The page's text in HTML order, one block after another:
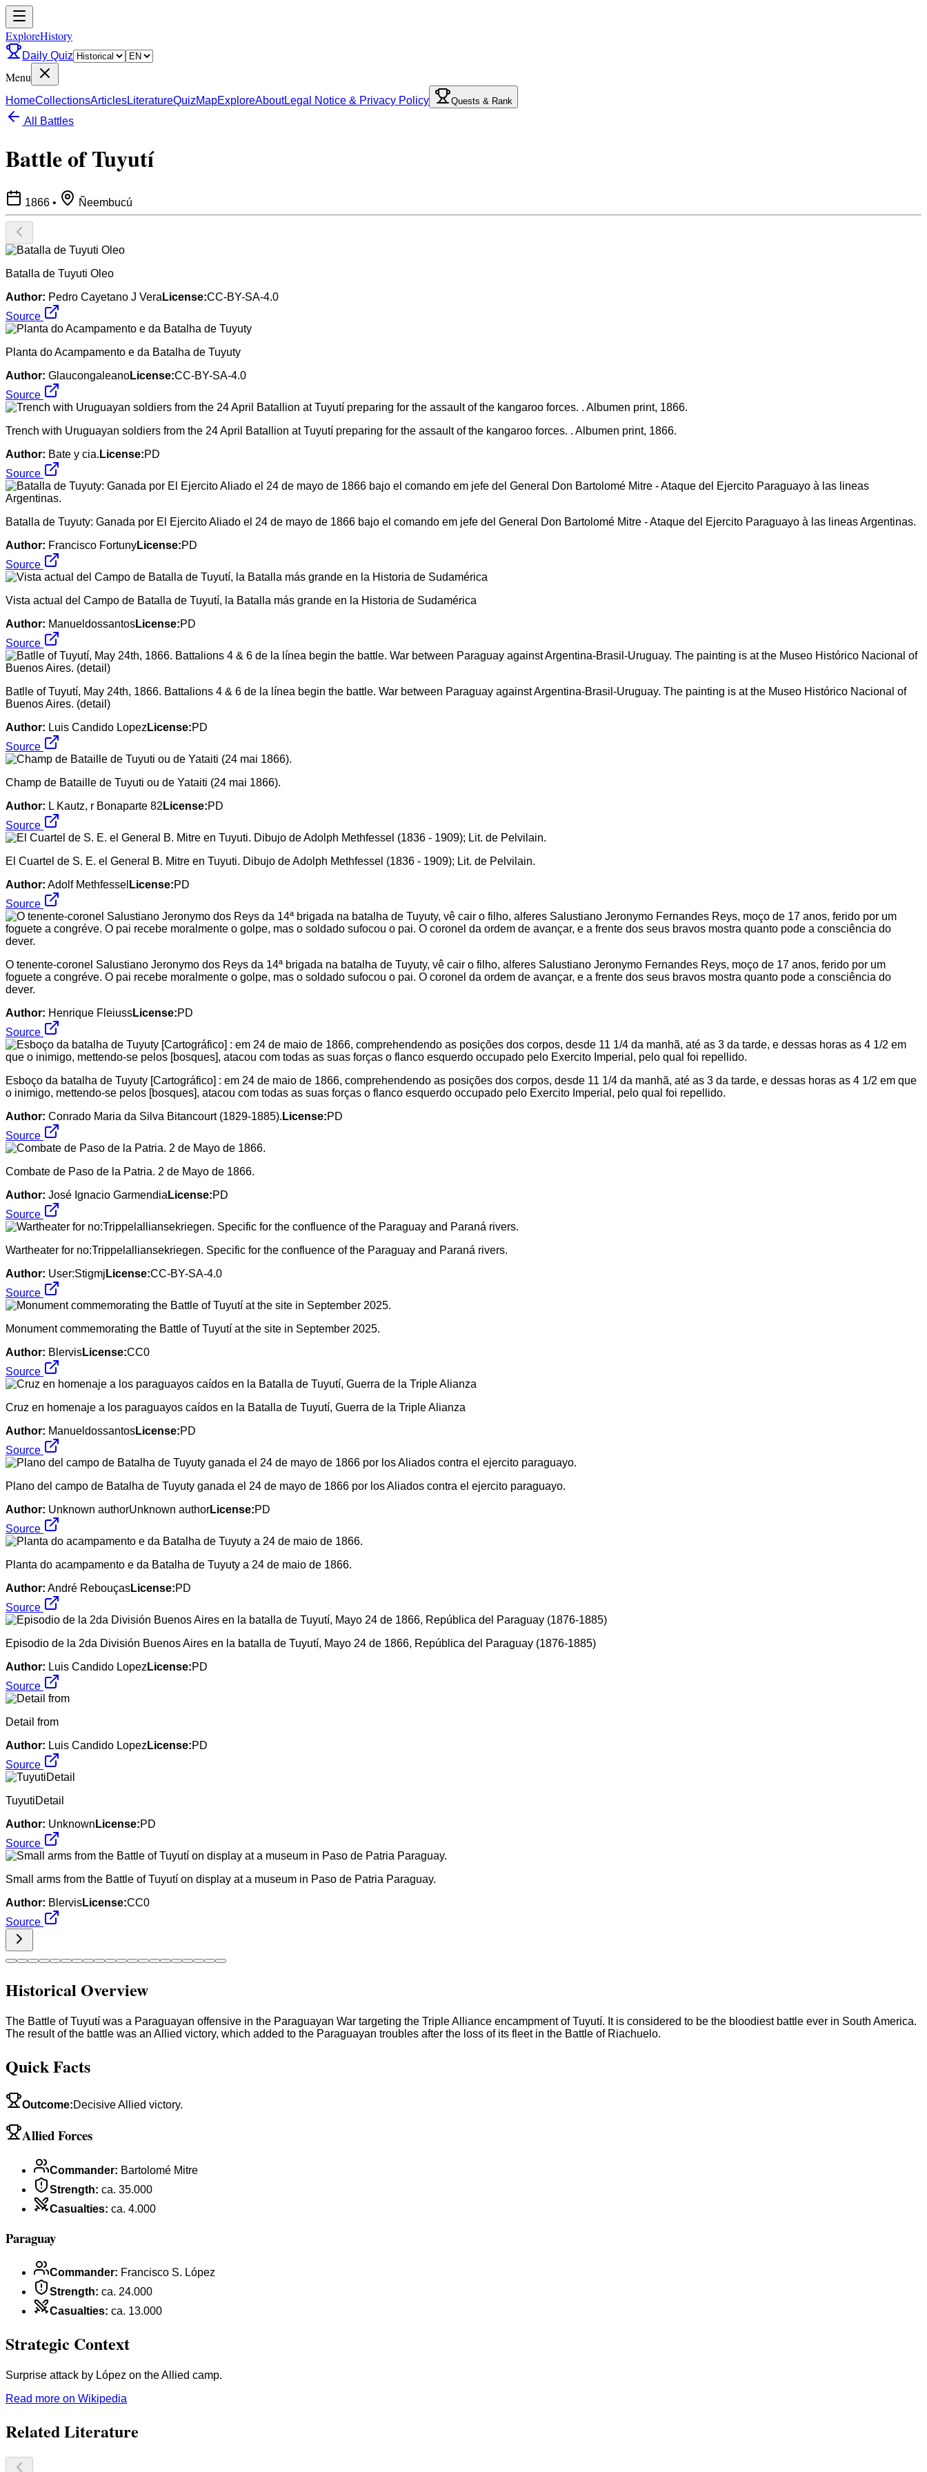
ExploreHistory
Daily Quiz
Menu
HomeCollectionsArticlesLiteratureQuizMapExploreAboutLegal Notice & Privacy Policy Quests & Rank
All Battles
Battle of Tuyutí
1866 • Ñeembucú
Batalla de Tuyuti Oleo
Author: Pedro Cayetano J Vera License:CC-BY-SA-4.0
Source
Planta do Acampamento e da Batalha de Tuyuty
Author: GlaucongaleanoLicense:CC-BY-SA-4.0
Source
Trench with Uruguayan soldiers from the 24 April Batallion at Tuyutí preparing for the assault of the kangaroo forces. . Albumen print, 1866.
Author: Bate y cia. License:PD
Source
Batalla de Tuyuty: Ganada por El Ejercito Aliado el 24 de mayo de 1866 bajo el comando em jefe del General Don Bartolomé Mitre - Ataque del Ejercito Paraguayo à las lineas Argentinas.
Author: Francisco FortunyLicense:PD
Source
Vista actual del Campo de Batalla de Tuyutí, la Batalla más grande en la Historia de Sudamérica
Author: ManueldossantosLicense:PD
Source
Batlle of Tuyutí, May 24th, 1866. Battalions 4 & 6 de la línea begin the battle. War between Paraguay against Argentina-Brasil-Uruguay. The painting is at the Museo Histórico Nacional of
Buenos Aires. (detail)
Author: Luis Candido Lopez License:PD
Source
Champ de Bataille de Tuyuti ou de Yataiti (24 mai 1866).
Author: L Kautz, r Bonaparte 82 License:PD
Source
El Cuartel de S. E. el General B. Mitre en Tuyuti. Dibujo de Adolph Methfessel (1836 - 1909); Lit. de Pelvilain.
Author: Adolf Methfessel License:PD
Source
O tenente-coronel Salustiano Jeronymo dos Reys da 14ª brigada na batalha de Tuyuty, vê cair o filho, alferes Salustiano Jeronymo Fernandes Reys, moço de 17 anos, ferido por um
foguete a congréve. O pai recebe moralmente o golpe, mas o soldado sufocou o pai. O coronel da ordem de avançar, e a frente dos seus bravos mostra quanto pode a consciência do
dever.
Author: Henrique FleiussLicense:PD
Source
Esboço da batalha de Tuyuty [Cartográfico] : em 24 de maio de 1866, comprehendendo as posições dos corpos, desde 11 1/4 da manhã, até as 3 da tarde, e dessas horas as 4 1/2 em que
o inimigo, mettendo-se pelos [bosques], atacou com todas as suas forças o flanco esquerdo occupado pelo Exercito Imperial, pelo qual foi repellido.
Author: Conrado Maria da Silva Bitancourt (1829-1885). License:PD
Source
Combate de Paso de la Patria. 2 de Mayo de 1866.
Author: José Ignacio Garmendia License:PD
Source
Wartheater for no:Trippelalliansekriegen. Specific for the confluence of the Paraguay and Paraná rivers.
Author: User:Stigmj License:CC-BY-SA-4.0
Source
Monument commemorating the Battle of Tuyutí at the site in September 2025.
Author: BlervisLicense:CC0
Source
Cruz en homenaje a los paraguayos caídos en la Batalla de Tuyutí, Guerra de la Triple Alianza
Author: ManueldossantosLicense:PD
Source
Plano del campo de Batalha de Tuyuty ganada el 24 de mayo de 1866 por los Aliados contra el ejercito paraguayo.
Author: Unknown authorUnknown authorLicense:PD
Source
Planta do acampamento e da Batalha de Tuyuty a 24 de maio de 1866.
Author: André RebouçasLicense:PD
Source
Episodio de la 2da División Buenos Aires en la batalla de Tuyutí, Mayo 24 de 1866, República del Paraguay (1876-1885)
Author: Luis Candido Lopez License:PD
Source
Detail from
Author: Luis Candido Lopez License:PD
Source
TuyutiDetail
Author: Unknown License:PD
Source
Small arms from the Battle of Tuyutí on display at a museum in Paso de Patria Paraguay.
Author: BlervisLicense:CC0
Source
Historical Overview
The Battle of Tuyutí was a Paraguayan offensive in the Paraguayan War targeting the Triple Alliance encampment of Tuyutí. It is considered to be the bloodiest battle ever in South America.
The result of the battle was an Allied victory, which added to the Paraguayan troubles after the loss of its fleet in the Battle of Riachuelo.
Quick Facts
Outcome:Decisive Allied victory.
Allied Forces
Commander: Bartolomé Mitre
Strength: ca. 35.000
Casualties: ca. 4.000
Paraguay
Commander: Francisco S. López
Strength: ca. 24.000
Casualties: ca. 13.000
Strategic Context
Surprise attack by López on the Allied camp.
Read more on Wikipedia
Related Literature